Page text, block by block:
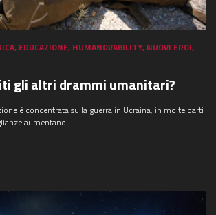
, EDUCAZIONE, HUMANOVABILITY, NUOVI EROI,
gli altri drammi umanitari?
è concentrata sulla guerra in Ucraina, in molte parti
aumentano.